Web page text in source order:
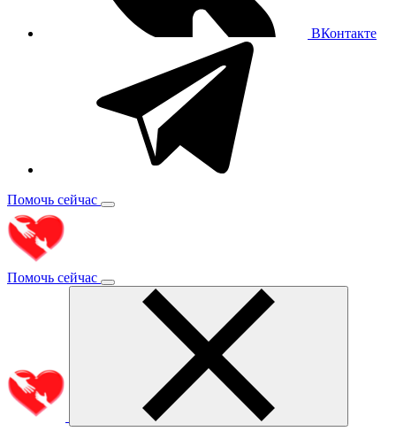
ВКонтакте
Помочь сейчас
Помочь сейчас